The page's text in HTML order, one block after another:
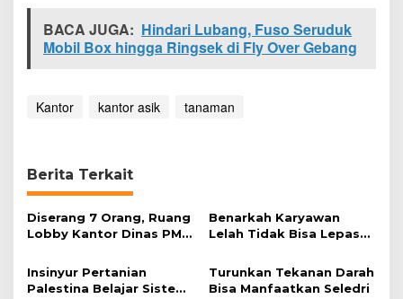
v
i
t
K
BACA JUGA: Hindari Lubang, Fuso Seruduk
Mobil Box hingga Ringsek di Fly Over Gebang
Kantor kantor asik tanaman
Berita Terkait
Diserang 7 Orang, Ruang
Lobby Kantor Dinas PMD
Hancur
Benarkah Karyawan
Lelah Tidak Bisa Lepas
Insinyur Pertanian
Palestina Belajar Sistem
Turunkan Tekanan Darah
Bisa Manfaatkan Seledri